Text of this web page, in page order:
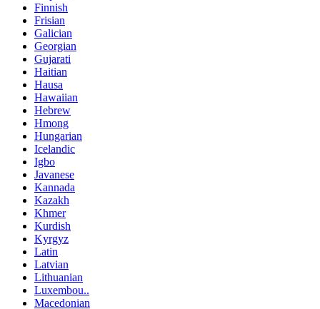
Finnish
Frisian
Galician
Georgian
Gujarati
Haitian
Hausa
Hawaiian
Hebrew
Hmong
Hungarian
Icelandic
Igbo
Javanese
Kannada
Kazakh
Khmer
Kurdish
Kyrgyz
Latin
Latvian
Lithuanian
Luxembou..
Macedonian